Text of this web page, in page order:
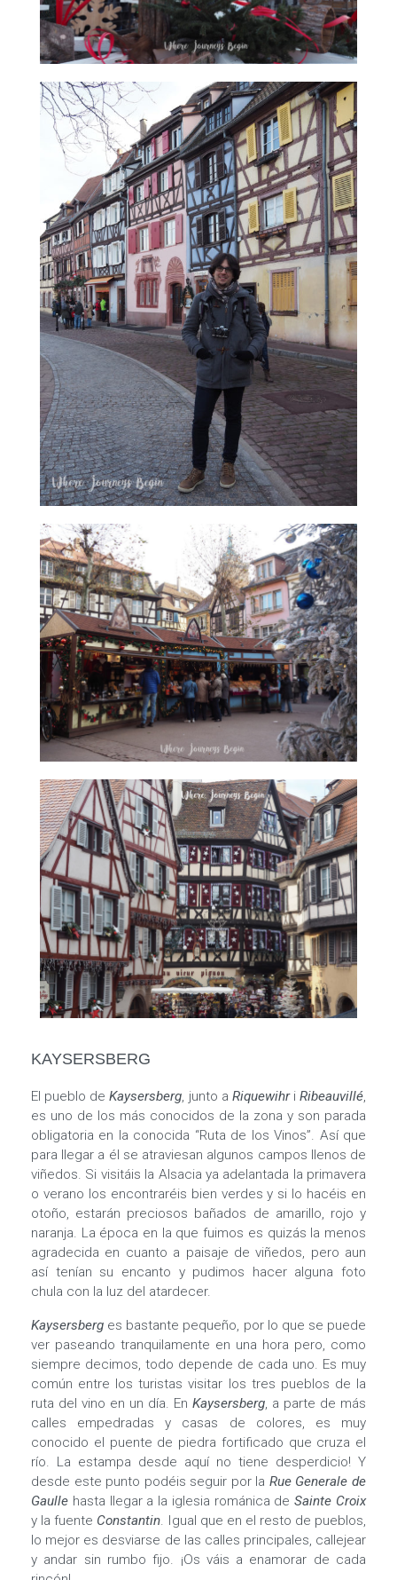
KAYSERSBERG
El pueblo deKaysersberg, junto a Riquewihri Ribeauvillé,
es uno de los más conocidos de la zona y son parada
obligatoria en la conocida “Ruta de los Vinos”. Así que
para llegar a él se atraviesan algunos campos llenos de
viñedos. Si visitáis la Alsacia ya adelantada la primavera
o verano los encontraréis bien verdes y si lo hacéis en
otoño, estarán preciosos bañados de amarillo, rojo y
naranja. La época en la que fuimos es quizás la menos
agradecida en cuanto a paisaje de viñedos, pero aun
así tenían su encanto y pudimos hacer alguna foto
chula con la luz del atardecer.
Kaysersberg es bastante pequeño, por lo que se puede
ver paseando tranquilamente en una hora pero, como
siempre decimos, todo depende de cada uno. Es muy
común entre los turistas visitar los tres pueblos de la
ruta del vino en un día. En Kaysersberg, a parte de más
calles empedradas y casas de colores, es muy
conocido el puente de piedra fortificado que cruza el
río. La estampa desde aquí no tiene desperdicio! Y
desde este punto podéis seguir por la Rue Generale de
Gaulle hasta llegar a la iglesia románica deSainte Croix
y la fuente Constantin. Igual que en el resto de pueblos,
lo mejor es desviarse de las calles principales, callejear
y andar sin rumbo fijo. ¡Os váis a enamorar de cada